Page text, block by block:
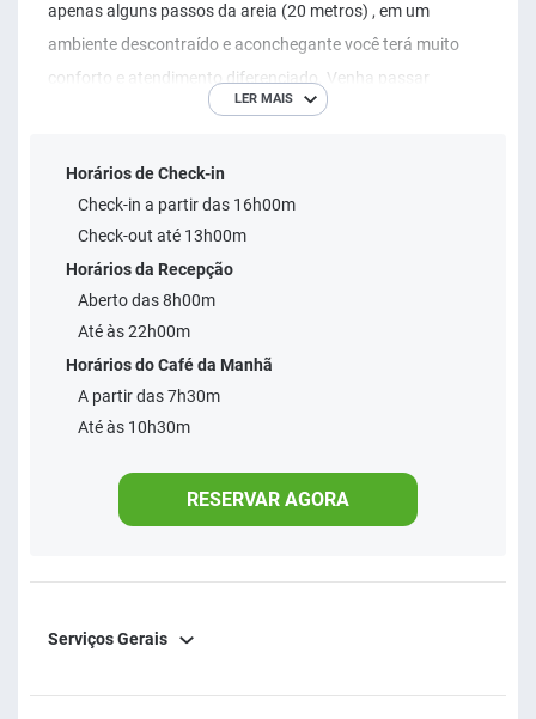
apenas alguns passos da areia (20 metros) , em um
ambiente descontraído e aconchegante você terá muito
conforto e atendimento diferenciado. Venha passar
momentos inesquecíveis conosco. Aptos. amplos e
LER MAIS
Horários de Check-in
Check-in a partir das 16h00m
Check-out até 13h00m
Horários da Recepção
Aberto das 8h00m
Até às 22h00m
Horários do Café da Manhã
A partir das 7h30m
Até às 10h30m
RESERVAR AGORA
Serviços Gerais